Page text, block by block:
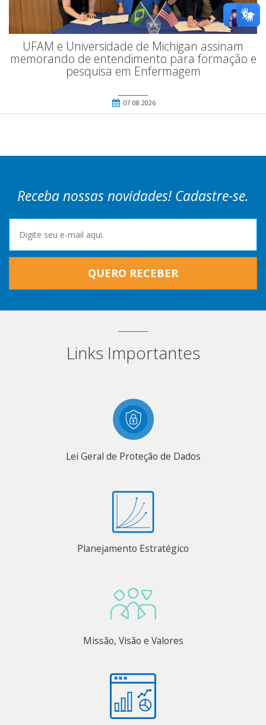
UFAM e Universidade de Michigan assinam
memorando de entendimento para formação e
pesquisa em Enfermagem
07.08.2026
Receba nossas novidades! Cadastre-se.
QUERO RECEBER
Links Importantes
Lei Geral de Proteção de Dados
Planejamento Estratégico
Missão, Visão e Valores